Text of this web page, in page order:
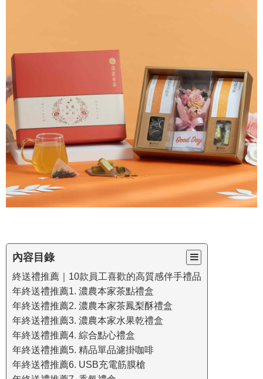
內容目錄
終送禮推薦｜10款員工喜歡的高質感伴手禮品
年終送禮推薦1. 濃農本家茶點禮盒
年終送禮推薦2. 濃農本家茶鳳梨酥禮盒
年終送禮推薦3. 濃農本家水果乾禮盒
年終送禮推薦4. 綜合點心禮盒
年終送禮推薦5. 精品單品濾掛咖啡
年終送禮推薦6. USB充電筋膜槍